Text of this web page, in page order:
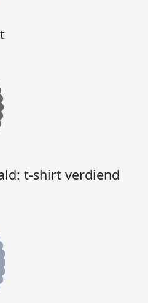
t-shirt verdiend